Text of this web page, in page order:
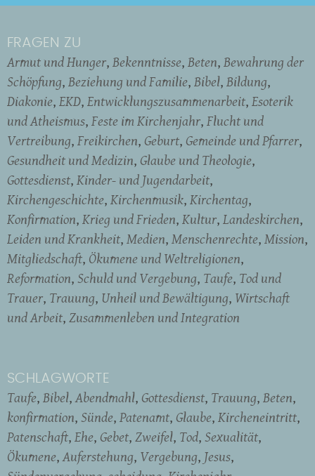
FRAGEN ZU
Armut und Hunger Bekenntnisse Beten Bewahrung der
Schöpfung Beziehung und Familie Bibel Bildung
Diakonie EKD Entwicklungszusammenarbeit Esoterik
und Atheismus Feste im Kirchenjahr Flucht und
Vertreibung Freikirchen Geburt Gemeinde und Pfarrer
Gesundheit und Medizin Glaube und Theologie
Gottesdienst Kinder- und Jugendarbeit
Kirchengeschichte Kirchenmusik Kirchentag
Konfirmation Krieg und Frieden Kultur Landeskirchen
Leiden und Krankheit Medien Menschenrechte Mission
Mitgliedschaft Ökumene und Weltreligionen
Reformation Schuld und Vergebung Taufe Tod und
Trauer Trauung Unheil und Bewältigung Wirtschaft
und Arbeit Zusammenleben und Integration
SCHLAGWORTE
Taufe Bibel Abendmahl Gottesdienst Trauung Beten
konfirmation Sünde Patenamt Glaube Kircheneintritt
Patenschaft Ehe Gebet Zweifel Tod Sexualität
Ökumene Auferstehung Vergebung Jesus